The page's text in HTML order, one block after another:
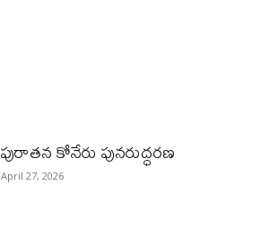
పురాత‌న కోనేరు పున‌రుద్ధ‌ర‌ణ
April 27, 2026